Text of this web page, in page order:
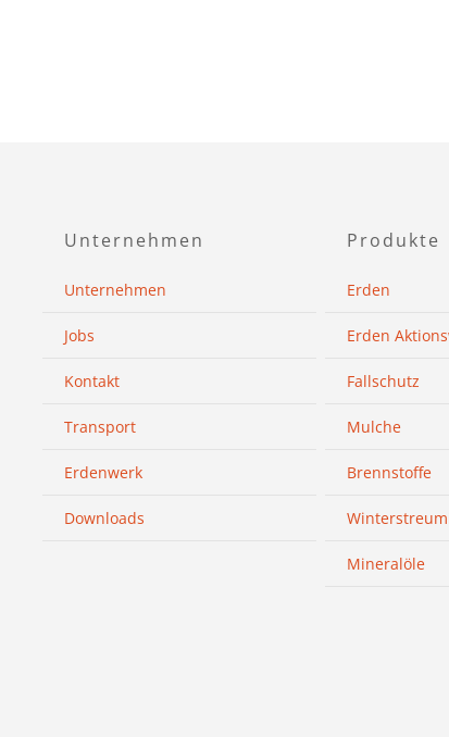
Unternehmen
Unternehmen
Jobs
Kontakt
Transport
Erdenwerk
Downloads
Produkte
Erden
Erden
Fallschutz
Mulche
Brennstoffe
Mineralöle